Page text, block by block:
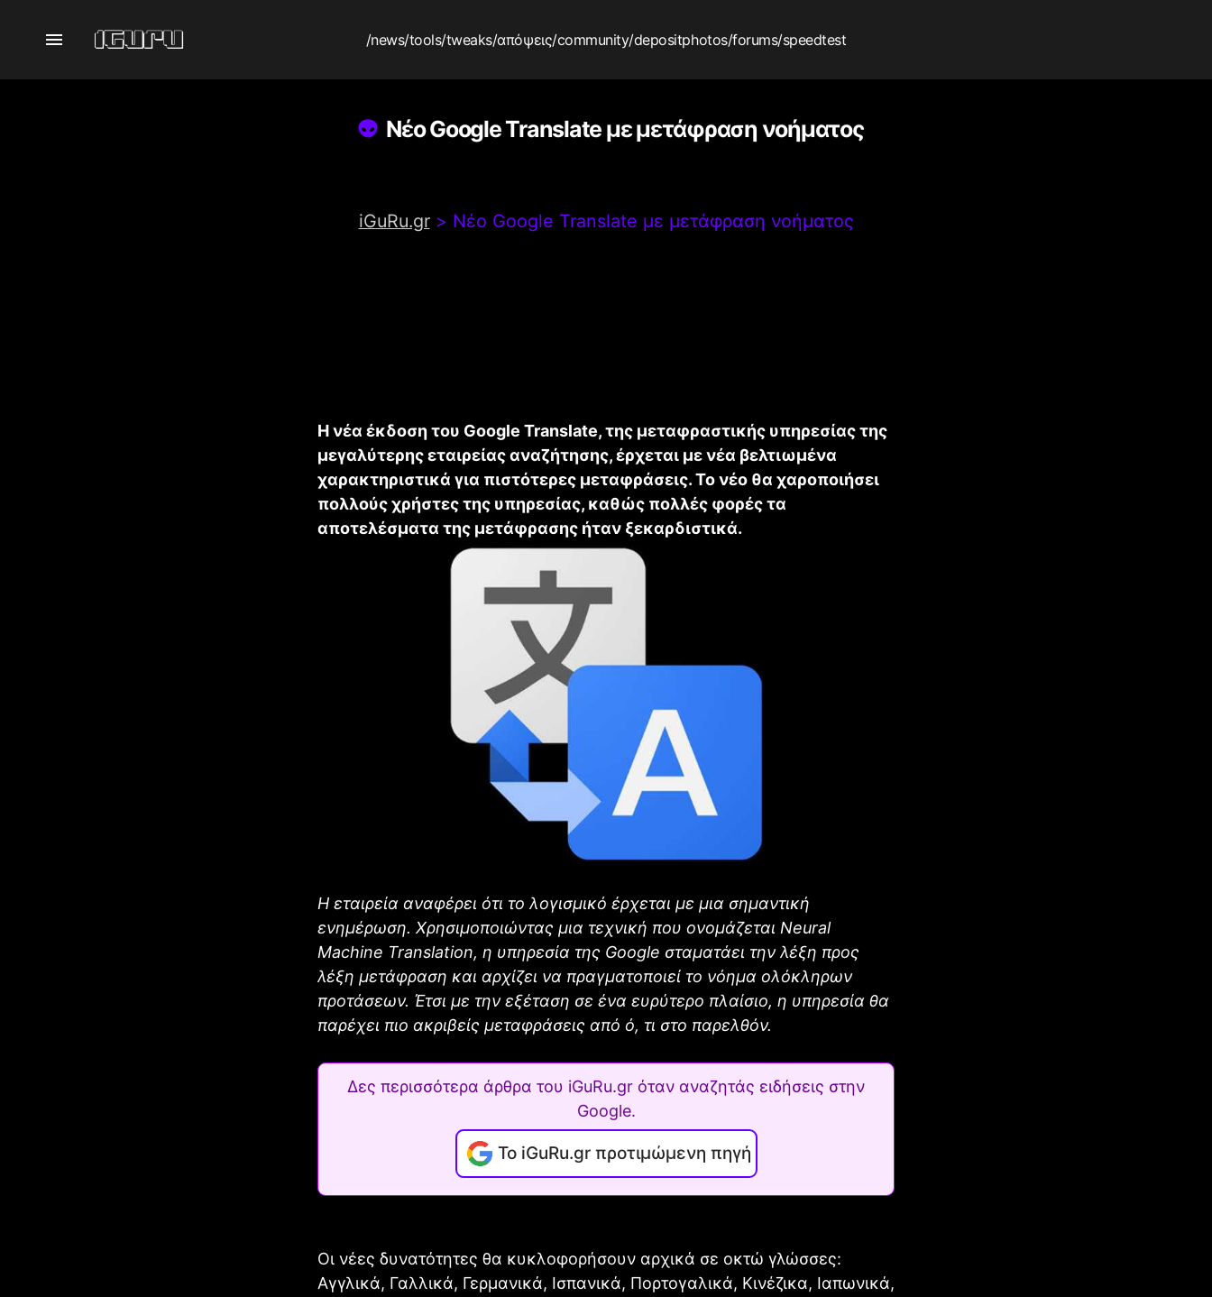
/news/tools/tweaks/απόψεις/community/depositphotos/forums/speedtest
Νέο Google Translate με μετάφραση νοήματος
iGuRu.gr> Νέο Google Translate με μετάφραση νοήματος
Η νέα έκδοση του Google Translate, της μεταφραστικής υπηρεσίας της
μεγαλύτερης εταιρείας αναζήτησης, έρχεται με νέα βελτιωμένα
χαρακτηριστικά για πιστότερες μεταφράσεις. Το νέο θα χαροποιήσει
πολλούς χρήστες της υπηρεσίας, καθώς πολλές φορές τα
αποτελέσματα της μετάφρασης ήταν ξεκαρδιστικά.
Η εταιρεία αναφέρει ότι το λογισμικό έρχεται με μια σημαντική
ενημέρωση. Χρησιμοποιώντας μια τεχνική που ονομάζεται Neural
Machine Translation, η υπηρεσία της Google σταματάει την λέξη προς
λέξη μετάφραση και αρχίζει να πραγματοποιεί το νόημα ολόκληρων
προτάσεων. Έτσι με την εξέταση σε ένα ευρύτερο πλαίσιο, η υπηρεσία θα
παρέχει πιο ακριβείς μεταφράσεις από ό, τι στο παρελθόν.
Δες περισσότερα άρθρα του iGuRu.gr όταν αναζητάς ειδήσεις στην
Google.
Το iGuRu.gr προτιμώμενη πηγή
Οι νέες δυνατότητες θα κυκλοφορήσουν αρχικά σε οκτώ γλώσσες:
Αγγλικά, Γαλλικά, Γερμανικά, Ισπανικά, Πορτογαλικά, Κινέζικα, Ιαπωνικά,